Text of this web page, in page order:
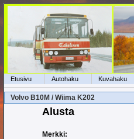
Etusivu Autohaku Kuvahaku
Volvo B10M / Wiima K202
Alusta
Merkki: